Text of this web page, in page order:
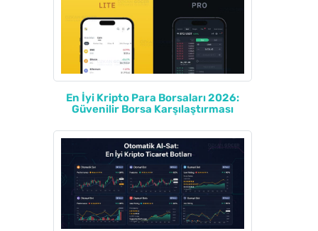
En İyi Kripto Para Borsaları 2026:
Güvenilir Borsa Karşılaştırması